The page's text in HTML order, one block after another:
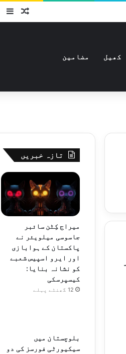
متفرق
کھیل مضامین
تازہ خبریں
میراج کِٹن سائبر
جاسوسی میلویئر نے
پاکستان کے ہوابازی
اور ایرو اسپیس شعبے
کو نشانہ بنایا:
کیسپرسکی
12 گھنٹے پہلے
بلوچستان میں
سیکیورٹی فورسز کی دو